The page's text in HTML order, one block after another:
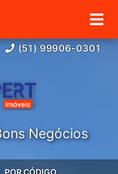
(51) 99906-0301
Negócios
POR CÓDIGO